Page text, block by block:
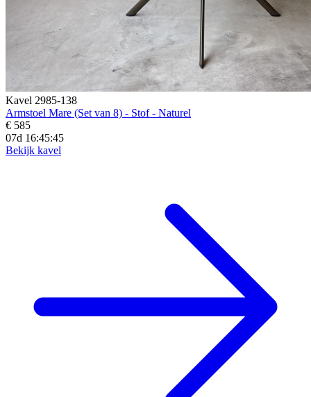
Kavel 2985-138
Armstoel Mare (Set van 8) - Stof - Naturel
€ 585
07d 16:45:43
Bekijk kavel